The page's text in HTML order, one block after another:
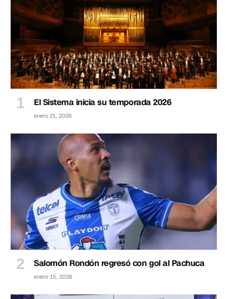
El Sistema inicia su temporada 2026
enero 21, 2026
Salomón Rondón regresó con gol al Pachuca
enero 15, 2026